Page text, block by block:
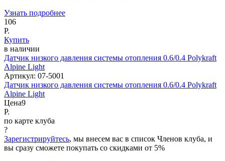
Узнать подробнее
106
Р.
Купить
в наличии
Датчик низкого давления системы отопления 0.6/0.4 Polykraft
Alpine Light
Артикул: 07-5001
Датчик низкого давления системы отопления 0.6/0.4 Polykraft
Alpine Light
Цена9
Р.
по карте клуба
?
Зарегистрируйтесь, мы внесем вас в список Членов клуба, и
вы сразу сможете покупать со скидками от 5%